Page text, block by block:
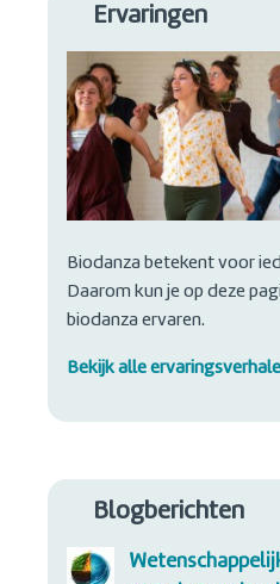
Ervaringen
Biodanza betekent voor
Daarom kun je op deze
biodanza ervaren.
Bekijk alle
Blogberichten
wetenschappelijk weekend legt